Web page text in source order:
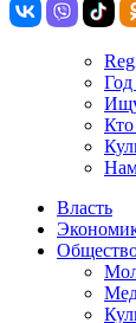
Нам
Власть